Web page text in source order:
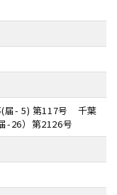
届- 5) 第117号 千葉
-26）第2126号